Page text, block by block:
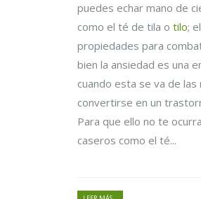
puedes echar mano de
como el té de tila o tilo;
propiedades para
bien la ansiedad es una
cuando esta se va de las
convertirse en un
Para que ello no te
caseros como el té...